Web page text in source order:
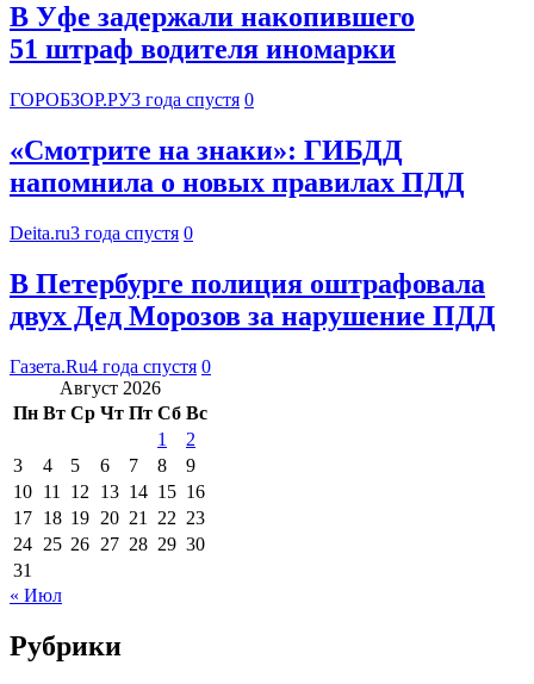
В Уфе задержали накопившего
51 штраф водителя иномарки
ГОРОБЗОР.РУ3 года спустя 0
«Смотрите на знаки»: ГИБДД
напомнила о новых правилах ПДД
Deita.ru3 года спустя 0
В Петербурге полиция оштрафовала
двух Дед Морозов за нарушение ПДД
Газета.Ru4 года спустя 0
Август 2026
Пн Вт Ср Чт Пт Сб Вс
1
2
3
4 5 6 7 8
9
10 11 12 13 14 15 16
17 18 19 20 21 22 23
24 25 26 27 28 29 30
31
« Июл
Рубрики